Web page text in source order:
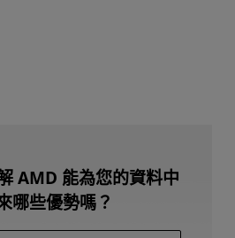
AMD 能為您的資料中
哪些優勢嗎？